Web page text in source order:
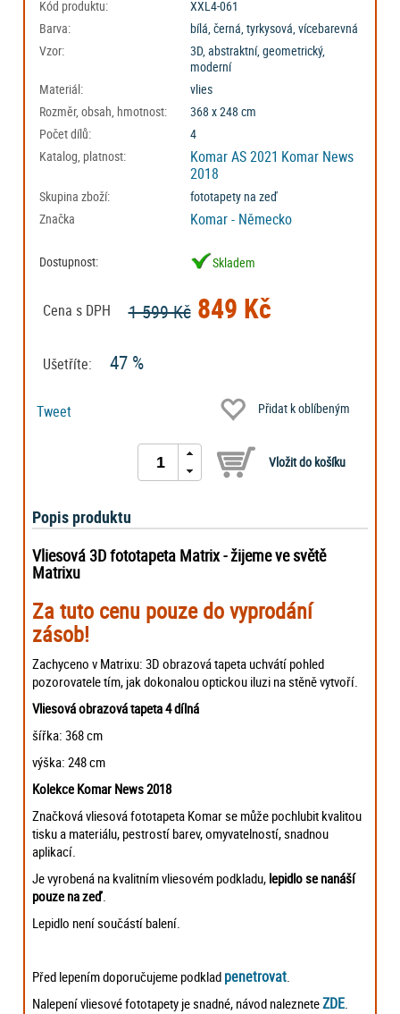
Kód produktu:
XXL4-061
Barva:
bílá, černá, tyrkysová, vícebarevná
Vzor:
3D, abstraktní, geometrický,
moderní
Materiál:
vlies
Rozměr, obsah, hmotnost:
368 x 248 cm
Počet dílů:
4
Katalog, platnost:
Komar AS 2021 Komar News
2018
Skupina zboží:
fototapety na zeď
Značka
Komar - Německo
Dostupnost: Skladem
Cena s DPH 1 599 Kč849 Kč
Ušetříte: 47 %
Tweet Přidat k oblíbeným
Popis produktu
Vliesová 3D fototapeta Matrix - žijeme ve světě
Matrixu
Za tuto cenu pouze do vyprodání
zásob!
Zachyceno v Matrixu: 3D obrazová tapeta uchvátí pohled
pozorovatele tím, jak dokonalou optickou iluzi na stěně vytvoří.
Vliesová obrazová tapeta 4 dílná
šířka: 368 cm
výška: 248 cm
Kolekce Komar News 2018
Značková vliesová fototapeta Komar se může pochlubit kvalitou
tisku a materiálu, pestrostí barev, omyvatelností, snadnou
aplikací.
Je vyrobená na kvalitním vliesovém podkladu, lepidlo se nanáší
pouze na zeď
Lepidlo není součástí balení.
Před lepením doporučujeme podklad penetrovat
Nalepení vliesové fototapety je snadné, návod nalezneteZDE